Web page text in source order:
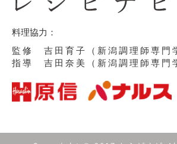
料理協力：
監修 吉田育子（新潟調理師専門
指導 吉田奈美（新潟調理師専門